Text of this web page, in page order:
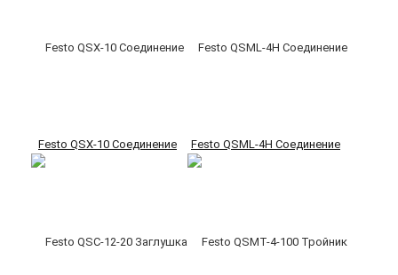
Festo QSX-10 Соединение Festo QSML-4H Соединение